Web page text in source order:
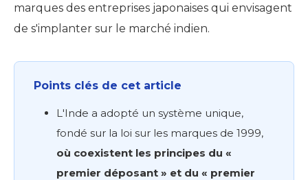
marques des entreprises japonaises qui envisagent
de s'implanter sur le marché indien.
Points clés de cet article
L'Inde a adopté un système unique,
fondé sur la loi sur les marques de 1999,
où coexistent les principes du «
premier déposant » et du « premier